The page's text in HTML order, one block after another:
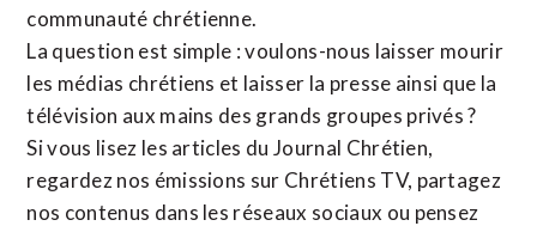
communauté chrétienne.
La question est simple : voulons-nous laisser mourir
les médias chrétiens et laisser la presse ainsi que la
télévision aux mains des grands groupes privés ?
Si vous lisez les articles du Journal Chrétien,
regardez nos émissions sur Chrétiens TV, partagez
nos contenus dans les réseaux sociaux ou pensez